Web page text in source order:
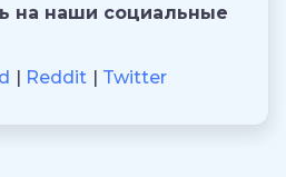
на наши социальные
Reddit Twitter